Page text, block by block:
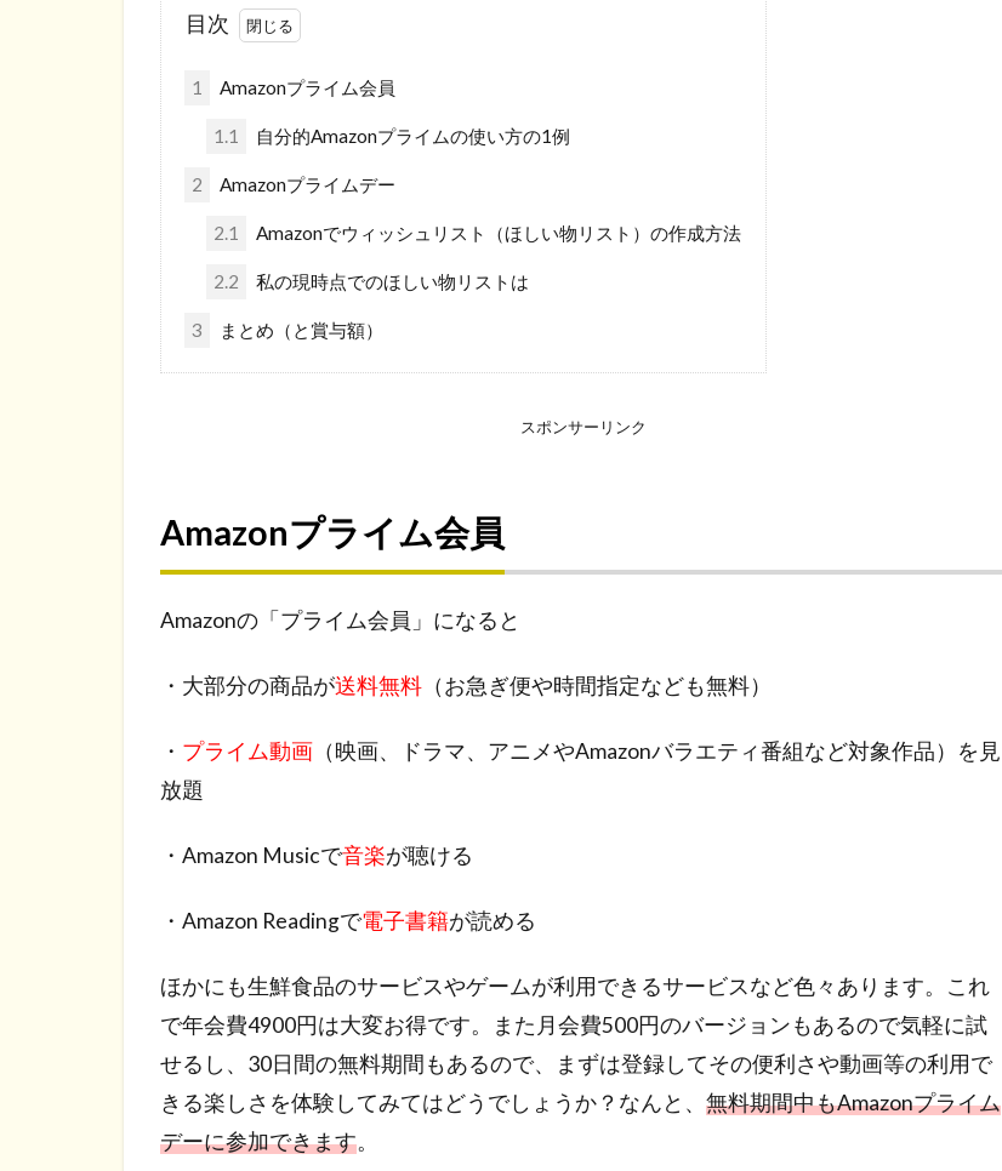
目次
1 Amazonプライム会員
1.1 自分的Amazonプライムの使い方の1例
2 Amazonプライムデー
2.1 Amazonでウィッシュリスト（ほしい物リスト）の作成方法
2.2 私の現時点でのほしい物リストは
3 まとめ（と賞与額）
スポンサーリンク
Amazonプライム会員
Amazonの「プライム会員」になると
・大部分の商品が送料無料 （お急ぎ便や時間指定なども無料）
・ プライム動画 （映画、ドラマ、アニメやAmazonバラエティ番組など対象作品）を見
放題
・Amazon Musicで音楽が聴ける
・Amazon Readingで電子書籍が読める
ほかにも生鮮食品のサービスやゲームが利用できるサービスなど色々あります。これ
で年会費4900円は大変お得です。また月会費500円のバージョンもあるので気軽に試
せるし、30日間の無料期間もあるので、まずは登録してその便利さや動画等の利用で
きる楽しさを体験してみてはどうでしょうか？なんと、 無料期間中もAmazonプライム
デーに参加できます。